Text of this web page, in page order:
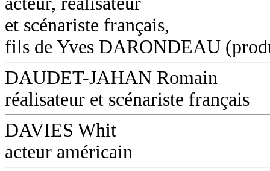
et scénariste français,
fils de Yves DARONDEAU
DAUDET-JAHAN Romain
réalisateur et scénariste français
DAVIES Whit
acteur américain